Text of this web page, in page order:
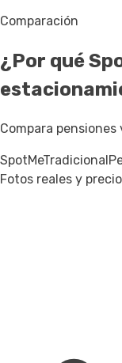
Comparación
¿Por qué
Compara
SpotMeTradicional
Fotos reales y